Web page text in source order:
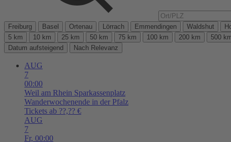
Freiburg
Basel Ortenau Lörrach Emmendingen Waldshut
5 km
10 km 25 km 50 km 75 km 100 km 200 km
500
Datum aufsteigend
Nach Relevanz
AUG
7
00:00
Weil am Rhein Sparkassenplatz
Wanderwochenende in der Pfalz
Tickets ab ??,?? €
AUG
7
Fr, 00:00